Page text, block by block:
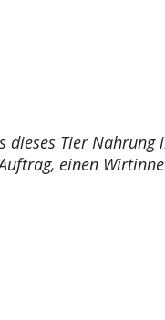
dieses Tier
einen